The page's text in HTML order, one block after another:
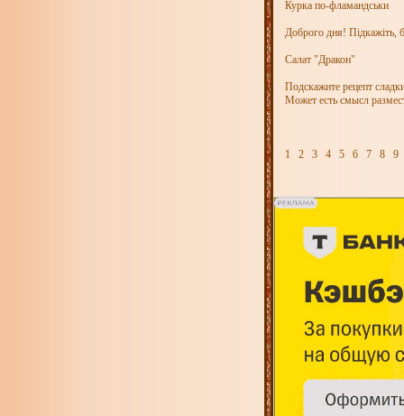
Курка по-фламандськи
Доброго дня! Підкажіть,
Салат "Дракон"
Подскажите рецепт
Может есть смысл
1 2 3 4 5 6 7 8 9